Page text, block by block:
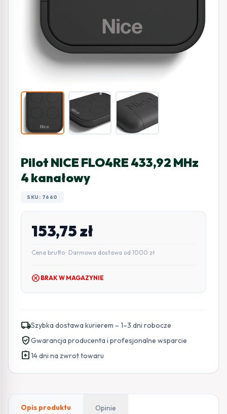
Pilot NICE FLO4RE 433,92 MHz
4 kanałowy
SKU: 7660
153,75zł
Cena brutto · Darmowa dostawa od 1000 zł
cancel BRAK W MAGAZYNIE
local_shippingSzybka dostawa kurierem – 1–3 dni robocze
verified_userGwarancja producenta i profesjonalne wsparcie
assignment_return14 dni na zwrot towaru
Opis produktu Opinie